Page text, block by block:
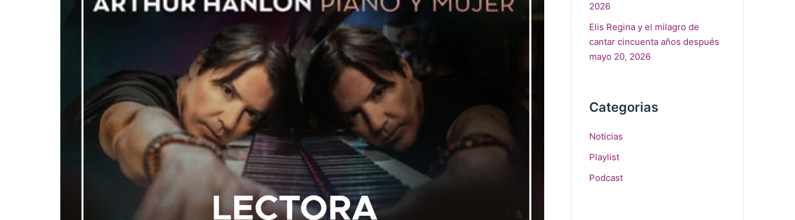
2026
Elis Regina y el milagro de
cantar cincuenta años después
mayo 20, 2026
Categorias
Noticias
Playlist
Podcast